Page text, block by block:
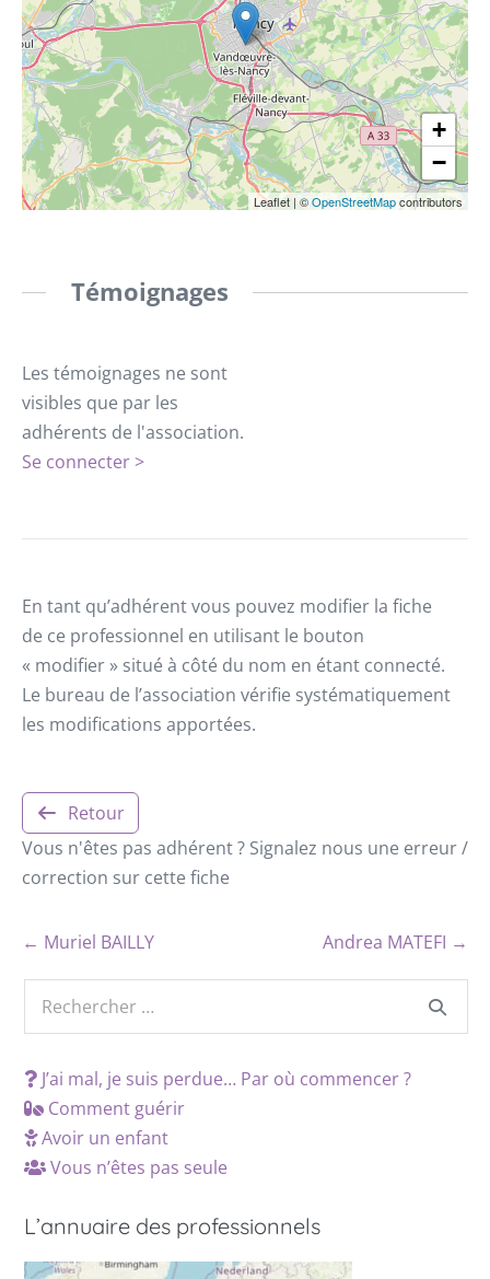
+
−
Leaflet |©OpenStreetMapcontributors
Témoignages
Les témoignages ne sont
visibles que par les
adhérents de l'association.
Se connecter >
En tant qu’adhérent vous pouvez modifier la fiche
de ce professionnel en utilisant le bouton
« modifier » situé à côté du nom en étant connecté.
Le bureau de l’association vérifie systématiquement
les modifications apportées.
Retour
Vous n'êtes pas adhérent ? Signalez nous une erreur /
correction sur cette fiche
← Muriel BAILLY Andrea MATEFI →
J’ai mal, je suis perdue… Par où commencer ?
Comment guérir
Avoir un enfant
Vous n’êtes pas seule
L’annuaire des professionnels